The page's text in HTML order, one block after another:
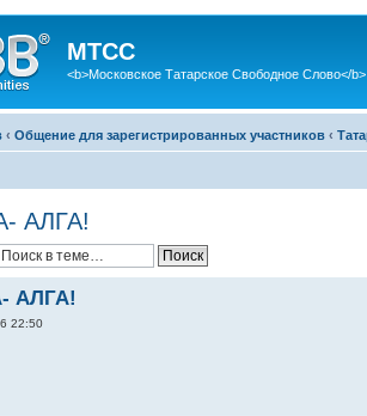
МТСС
<b>Московское Татарское Свободное Слово</b>
‹ Общение для зарегистрированных участников ‹
АЛГА!
АЛГА!
22:50